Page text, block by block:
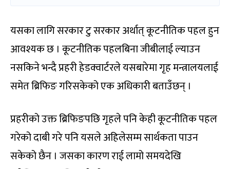
यसका लागि सरकार टु सरकार अर्थात् कूटनीतिक पहल हुन
आवश्यक छ । कूटनीतिक पहलबिना जीबीलाई ल्याउन
नसकिने भन्दै प्रहरी हेडक्वार्टरले यसबारेमा गृह मन्त्रालयलाई
समेत ब्रिफिङ गरिसकेको एक अधिकारी बताउँछन् ।
प्रहरीको उक्त ब्रिफिङपछि गृहले पनि केही कूटनीतिक पहल
गरेको दाबी गरे पनि यसले अहिलेसम्म सार्थकता पाउन
सकेको छैन । जसका कारण राई लामो समयदेखि